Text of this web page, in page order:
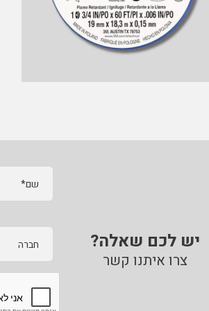
יש לכם שאלה?
צרו איתנו קשר
שם*
חברה